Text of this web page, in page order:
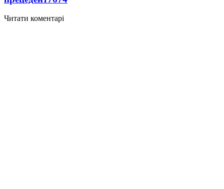
Читати коментарі